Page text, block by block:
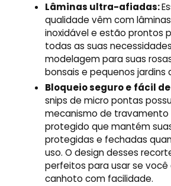
Lâminas ultra-afiadas:
qualidade vêm com
inoxidável e estão prontos
todas as suas
modelagem para suas
bonsais e pequenos jardins
Bloqueio seguro e fácil
snips de micro pontas
mecanismo de travamento
protegido que mantém
protegidas e fechadas
uso. O design desses
perfeitos para usar se
canhoto com facilidade.